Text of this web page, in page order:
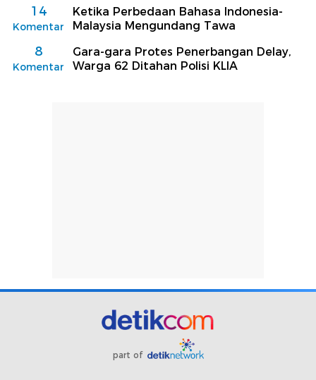
14
Komentar
Ketika Perbedaan Bahasa Indonesia-
Malaysia Mengundang Tawa
8
Komentar
Gara-gara Protes Penerbangan Delay,
Warga 62 Ditahan Polisi KLIA
part of